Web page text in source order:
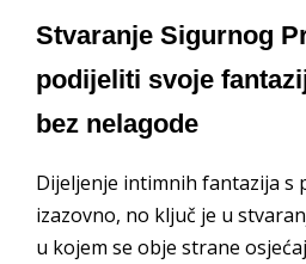
Stvaranje Sigurnog
podijeliti svoje
bez nelagode
Dijeljenje intimnih fantazija s
izazovno, no ključ je u
u kojem se obje strane